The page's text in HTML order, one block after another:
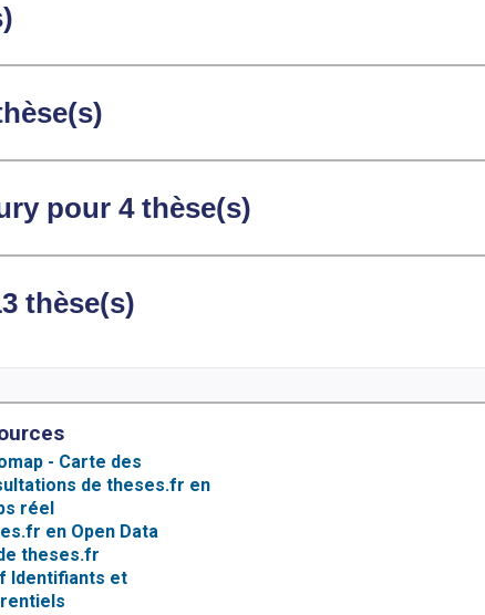
pour 4 thèse(s)
thèse(s)
- Carte des
de theses.fr en
réel
en Open Data
theses.fr
Identifiants et